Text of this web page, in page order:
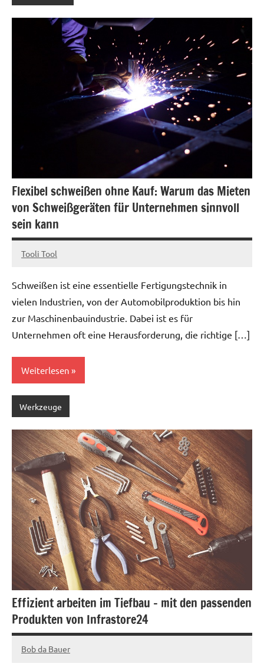
Flexibel schweißen ohne Kauf: Warum das Mieten
von Schweißgeräten für Unternehmen sinnvoll
sein kann
Juli
2025
Tooli Tool
Schweißen ist eine essentielle Fertigungstechnik in
vielen Industrien, von der Automobilproduktion bis hin
zur Maschinenbauindustrie. Dabei ist es für
Unternehmen oft eine Herausforderung, die richtige […]
Weiterlesen
Werkzeuge
Effizient arbeiten im Tiefbau – mit den passenden
Produkten von Infrastore24
Juni
Bob da Bauer